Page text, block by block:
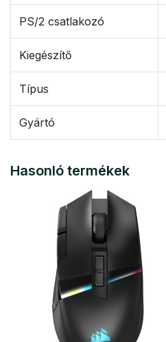
PS/2 csatlakozó
Kiegészítő
Típus
Gyártó
Hasonló termékek